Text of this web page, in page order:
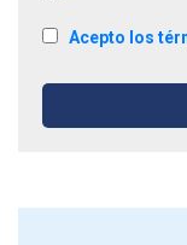
Acepto los